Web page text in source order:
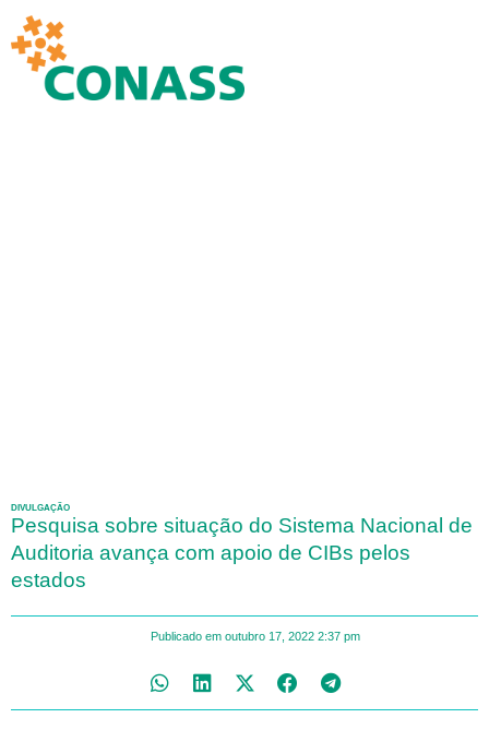
DIVULGAÇÃO
Pesquisa sobre situação do Sistema Nacional de
Auditoria avança com apoio de CIBs pelos
estados
Publicado em outubro 17, 2022 2:37 pm